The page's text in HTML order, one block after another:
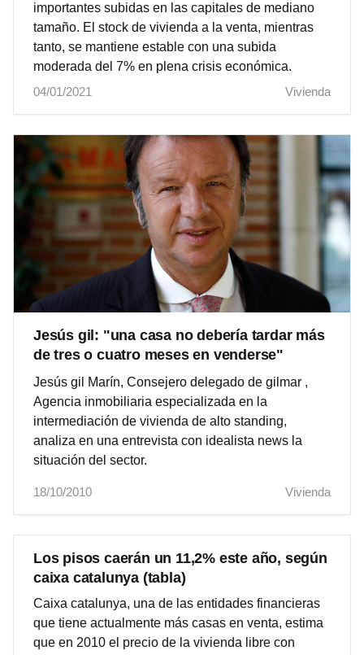
importantes subidas en las capitales de mediano
tamaño. El stock de vivienda a la venta, mientras
tanto, se mantiene estable con una subida
moderada del 7% en plena crisis económica.
04/01/2021
Vivienda
Jesús gil: "una casa no debería tardar más
de tres o cuatro meses en venderse"
Jesús gil Marín, Consejero delegado de gilmar ,
Agencia inmobiliaria especializada en la
intermediación de vivienda de alto standing,
analiza en una entrevista con idealista news la
situación del sector.
18/10/2010 Vivienda
Los pisos caerán un 11,2% este año, según
caixa catalunya (tabla)
Caixa catalunya, una de las entidades financieras
que tiene actualmente más casas en venta, estima
que en 2010 el precio de la vivienda libre con